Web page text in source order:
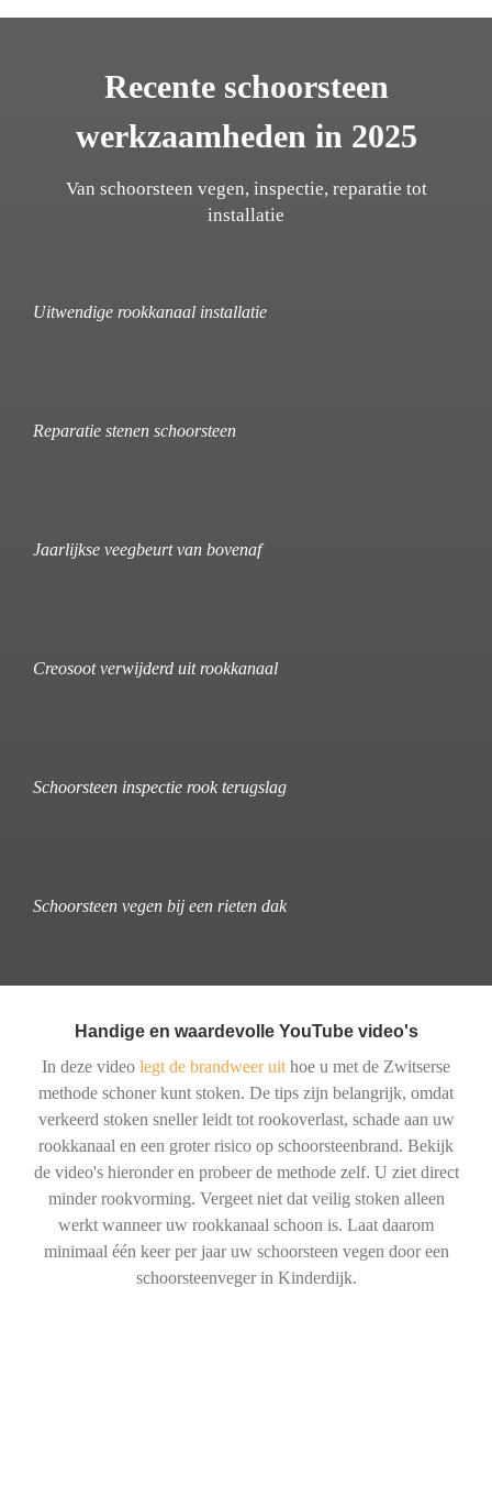
Recente schoorsteen
werkzaamheden in 2025
Van schoorsteen vegen, inspectie, reparatie tot
installatie
Uitwendige rookkanaal installatie
Reparatie stenen schoorsteen
Jaarlijkse veegbeurt van bovenaf
Creosoot verwijderd uit rookkanaal
Schoorsteen inspectie rook terugslag
Schoorsteen vegen bij een rieten dak
Handige en waardevolle YouTube video's
In deze video legt de brandweer uithoe u met de Zwitserse
methode schoner kunt stoken. De tips zijn belangrijk, omdat
verkeerd stoken sneller leidt tot rookoverlast, schade aan uw
rookkanaal en een groter risico op schoorsteenbrand. Bekijk
de video's hieronder en probeer de methode zelf. U ziet direct
minder rookvorming. Vergeet niet dat veilig stoken alleen
werkt wanneer uw rookkanaal schoon is. Laat daarom
minimaal één keer per jaar uw schoorsteen vegen door een
schoorsteenveger in Kinderdijk.